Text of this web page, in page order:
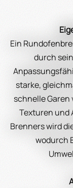
Ein
durch
starke,
schnelle
Texturen und
Brenners wird
wodurch